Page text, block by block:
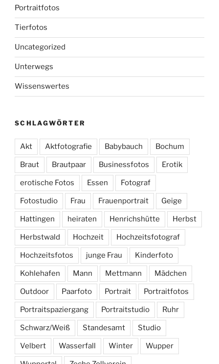
Portraitfotos
Tierfotos
Uncategorized
Unterwegs
Wissenswertes
SCHLAGWÖRTER
Akt Aktfotografie Babybauch Bochum
Braut Brautpaar Businessfotos Erotik
erotische Fotos Essen Fotograf
Fotostudio Frau Frauenportrait Geige
Hattingen heiraten Henrichshütte Herbst
Herbstwald Hochzeit Hochzeitsfotograf
Hochzeitsfotos junge Frau Kinderfoto
Kohlehafen Mann Mettmann Mädchen
Outdoor Paarfoto Portrait Portraitfotos
Portraitspaziergang Portraitstudio Ruhr
Schwarz/Weiß Standesamt Studio
Velbert Wasserfall Winter Wupper